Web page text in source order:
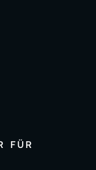
FÜR